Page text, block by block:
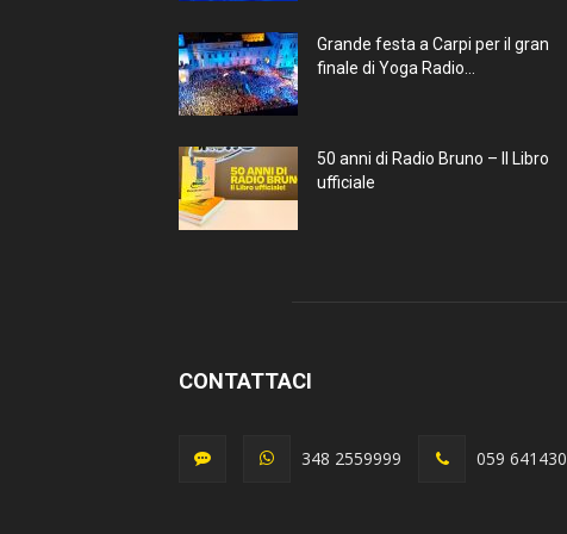
Grande festa a Carpi per il gran
finale di Yoga Radio...
50 anni di Radio Bruno – Il Libro
ufficiale
CONTATTACI
348 2559999 059 641430